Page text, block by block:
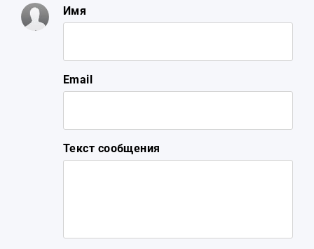
Имя
Email
Текст сообщения